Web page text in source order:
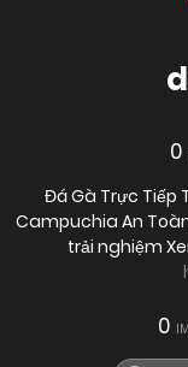
0
Đá Gà Trực Tiếp
Campuchia An
trải nghiệm
0